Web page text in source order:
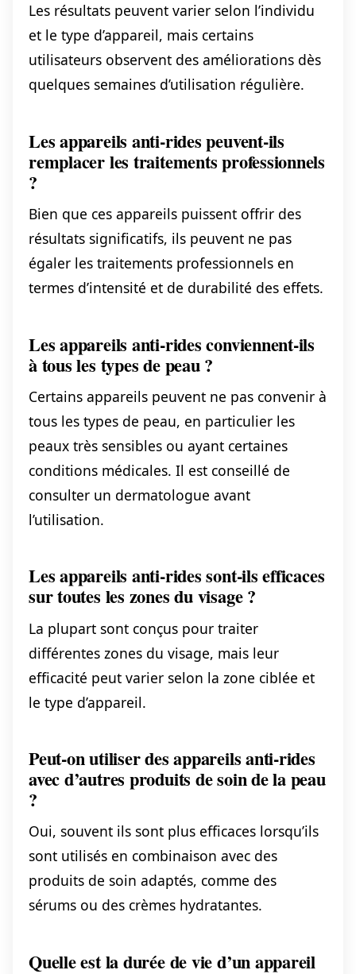
Les résultats peuvent varier selon l’individu
et le type d’appareil, mais certains
utilisateurs observent des améliorations dès
quelques semaines d’utilisation régulière.
Les appareils anti-rides peuvent-ils
remplacer les traitements professionnels
?
Bien que ces appareils puissent offrir des
résultats significatifs, ils peuvent ne pas
égaler les traitements professionnels en
termes d’intensité et de durabilité des effets.
Les appareils anti-rides conviennent-ils
à tous les types de peau ?
Certains appareils peuvent ne pas convenir à
tous les types de peau, en particulier les
peaux très sensibles ou ayant certaines
conditions médicales. Il est conseillé de
consulter un dermatologue avant
l’utilisation.
Les appareils anti-rides sont-ils efficaces
sur toutes les zones du visage ?
La plupart sont conçus pour traiter
différentes zones du visage, mais leur
efficacité peut varier selon la zone ciblée et
le type d’appareil.
Peut-on utiliser des appareils anti-rides
avec d’autres produits de soin de la peau
?
Oui, souvent ils sont plus efficaces lorsqu’ils
sont utilisés en combinaison avec des
produits de soin adaptés, comme des
sérums ou des crèmes hydratantes.
Quelle est la durée de vie d’un appareil